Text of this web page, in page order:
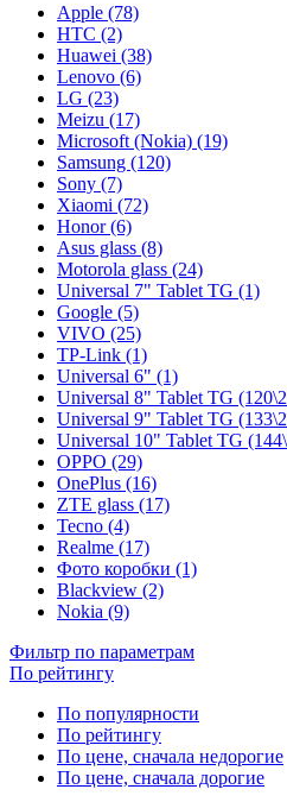
Apple (78)
HTC (2)
Huawei (38)
Lenovo (6)
LG (23)
Meizu (17)
Microsoft (Nokia) (19)
Samsung (120)
Sony (7)
Xiaomi (72)
Honor (6)
Asus glass (8)
Motorola glass (24)
Universal 7" Tablet TG (1)
Google (5)
VIVO (25)
TP-Link (1)
Universal 6" (1)
Universal 8" Tablet TG
Universal 9" Tablet TG
Universal 10" Tablet TG
OPPO (29)
OnePlus (16)
ZTE glass (17)
Tecno (4)
Realme (17)
Фото коробки (1)
Blackview (2)
Nokia (9)
Фильтр по параметрам
По рейтингу
По популярности
По рейтингу
По цене, сначала недорогие
По цене, сначала дорогие